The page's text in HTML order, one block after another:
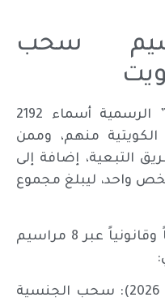
سحب
نشرت جريدة “الكويت اليوم” الرسمية أسماء 2192
منهم، وممن
التبعية، إضافة إلى
واحد، ليبلغ مجموع
وتوزعت هذه الأسماء جغرافياً وقانونياً عبر 8 مراسيم
المرسوم رقم 90 (لسنة 2026): سحب الجنسية